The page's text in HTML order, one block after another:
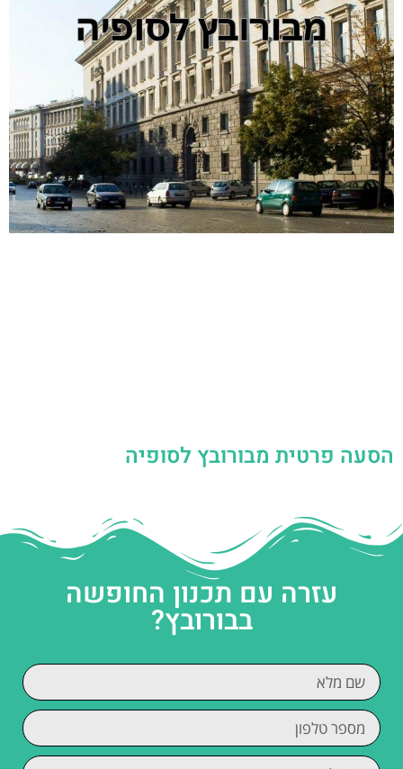
הסעה פרטית מבורובץ לסופיה
עזרה עם תכנון החופשה
בבורובץ?